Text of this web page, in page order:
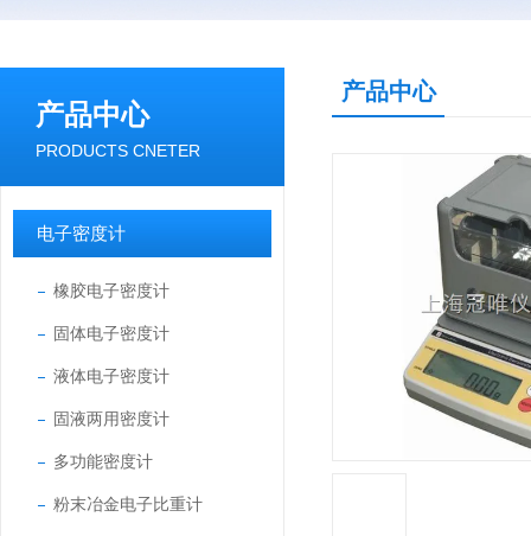
产品中心
PRODUCTS CNETER
电子密度计
橡胶电子密度计
固体电子密度计
液体电子密度计
固液两用密度计
多功能密度计
粉末冶金电子比重计
产品中心